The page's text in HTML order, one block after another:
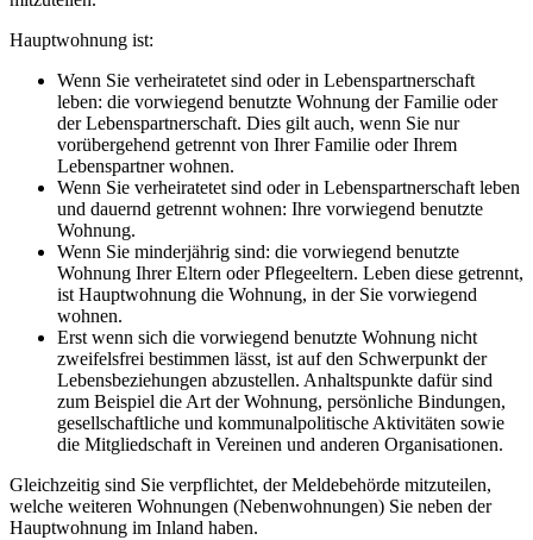
Hauptwohnung ist:
Wenn Sie verheiratetet sind oder in Lebenspartnerschaft
leben: die vorwiegend benutzte Wohnung der Familie oder
der Lebenspartnerschaft. Dies gilt auch, wenn Sie nur
vorübergehend getrennt von Ihrer Familie oder Ihrem
Lebenspartner wohnen.
Wenn Sie verheiratetet sind oder in Lebenspartnerschaft leben
und dauernd getrennt wohnen: Ihre vorwiegend benutzte
Wohnung.
Wenn Sie minderjährig sind: die vorwiegend benutzte
Wohnung Ihrer Eltern oder Pflegeeltern. Leben diese getrennt,
ist Hauptwohnung die Wohnung, in der Sie vorwiegend
wohnen.
Erst wenn sich die vorwiegend benutzte Wohnung nicht
zweifelsfrei bestimmen lässt, ist auf den Schwerpunkt der
Lebensbeziehungen abzustellen. Anhaltspunkte dafür sind
zum Beispiel die Art der Wohnung, persönliche Bindungen,
gesellschaftliche und kommunalpolitische Aktivitäten sowie
die Mitgliedschaft in Vereinen und anderen Organisationen.
Gleichzeitig sind Sie verpflichtet, der Meldebehörde mitzuteilen,
welche weiteren Wohnungen (Nebenwohnungen) Sie neben der
Hauptwohnung im Inland haben.